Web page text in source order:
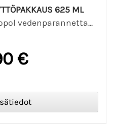
625 ML
vedenparannetta...
€